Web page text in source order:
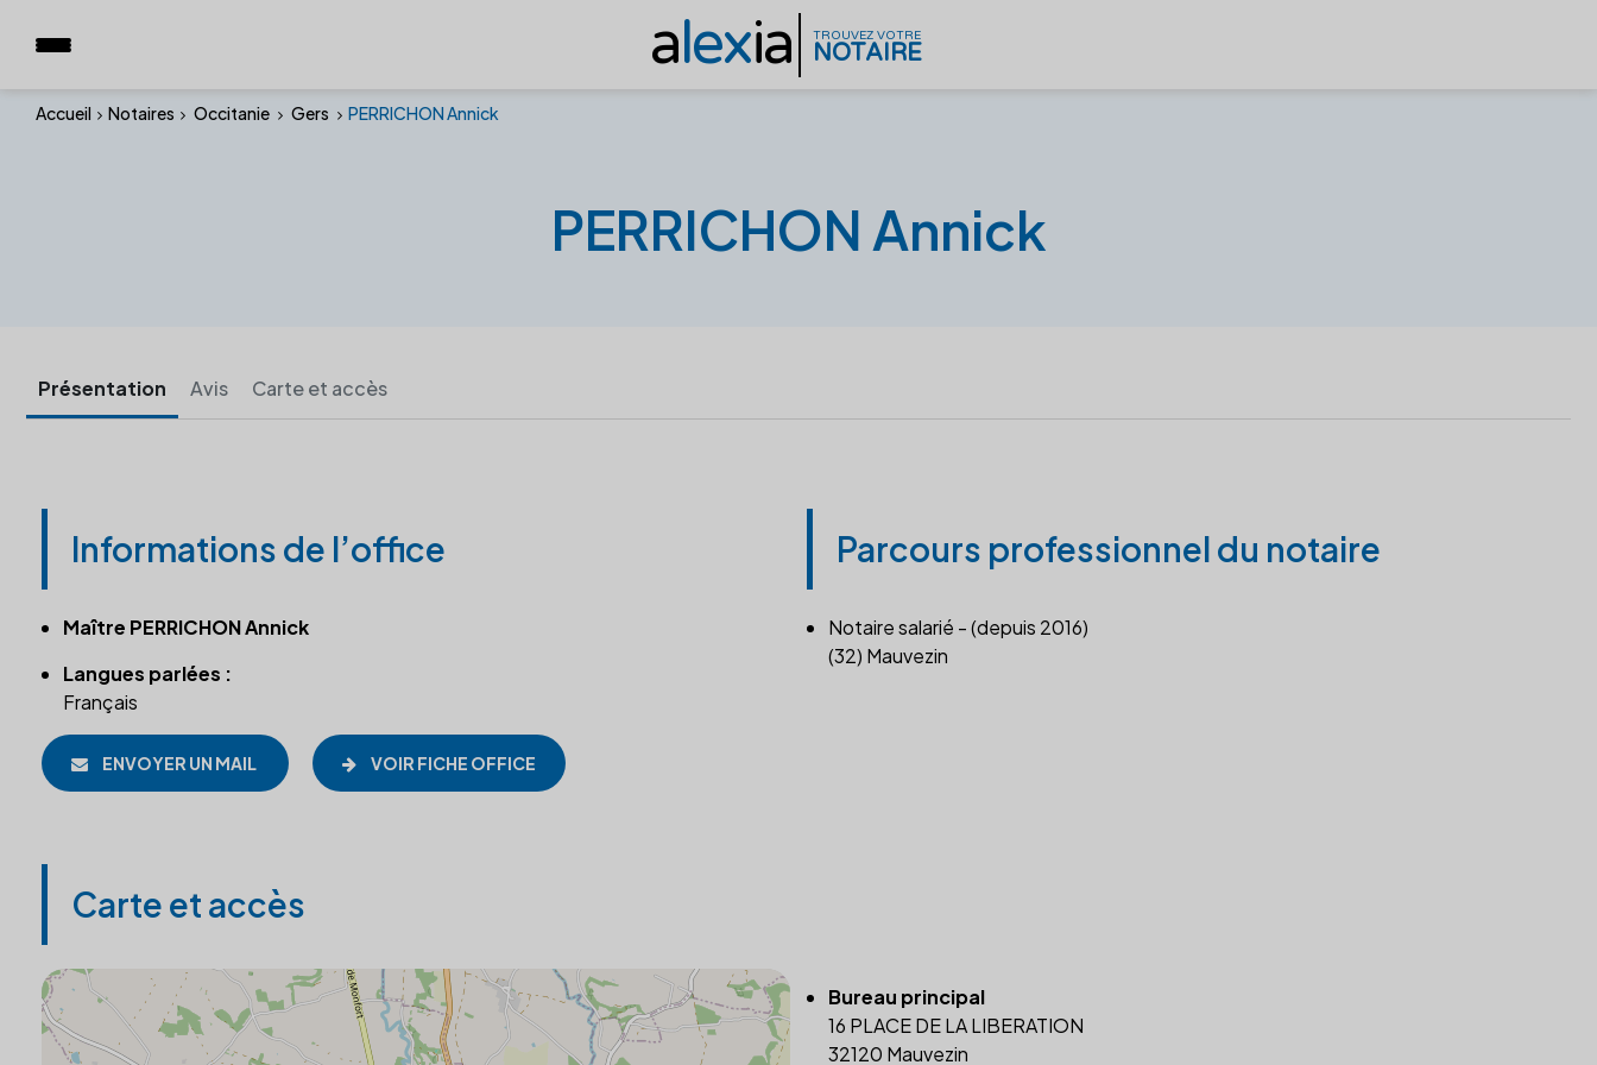
alexia TROUVEZ VOTRE
NOTAIRE
Accueil Notaires Occitanie Gers PERRICHON Annick
PERRICHON Annick
Présentation Avis Carte et accès
Informations de l’office
Maître PERRICHON Annick
Langues parlées :
Français
ENVOYER UN MAIL VOIR FICHE OFFICE
Parcours professionnel du notaire
Notaire salarié - (depuis 2016)
(32) Mauvezin
Carte et accès
Bureau principal
16 PLACE DE LA LIBERATION
32120 Mauvezin